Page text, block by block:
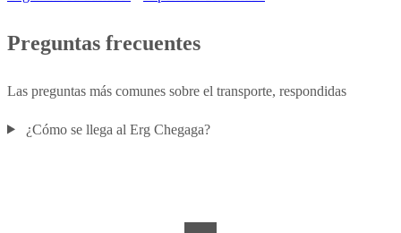
Preguntas frecuentes
Las preguntas más comunes sobre el transporte, respondidas
¿Cómo se llega al Erg Chegaga?